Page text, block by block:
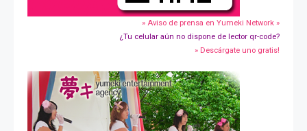
» Aviso de prensa en Yumeki Network »
¿Tu celular aún no dispone de lector qr-code?
» Descárgate uno gratis!